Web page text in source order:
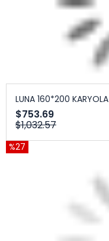
LUNA 160*200 KARYOLA
$753.69
$1,032.57
%27